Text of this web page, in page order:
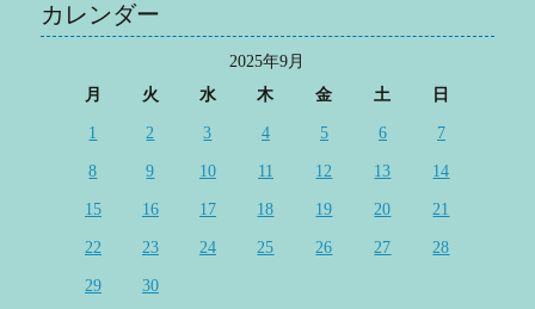
カレンダー
2025年9月
月
火 水 木 金 土 日
1 2 3 4 5 6 7
8 9 10 11 12 13 14
15 16 17 18 19 20 21
22 23 24 25 26 27 28
29 30